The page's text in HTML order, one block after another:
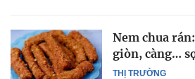
THỊ TRƯỜNG
Nem chua
giòn, càng…